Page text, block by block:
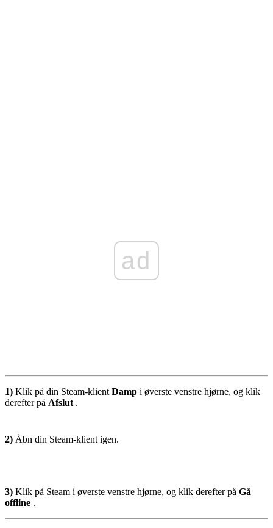
ad
1) Klik på din Steam-klient Damp i øverste venstre hjørne, og klik
derefter på Afslut .
2) Åbn din Steam-klient igen.
3) Klik på Steam i øverste venstre hjørne, og klik derefter på Gå
offline .